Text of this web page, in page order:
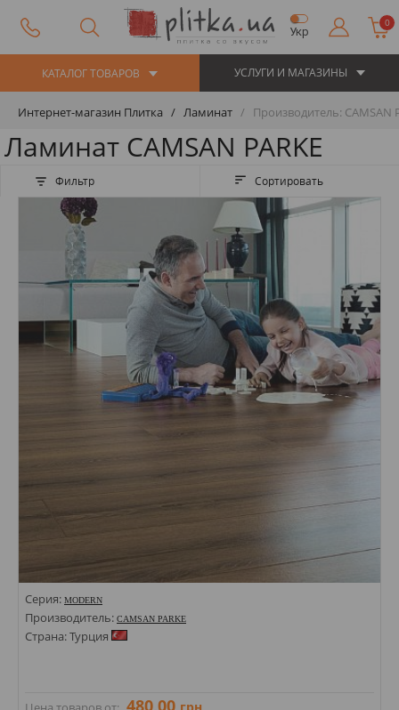
Укр
0
КАТАЛОГ ТОВАРОВ УСЛУГИ И МАГАЗИНЫ
Интернет-магазин Плитка Ламинат Производитель: CAMSAN
Ламинат CAMSAN PARKE
Фильтр Сортировать
Серия: MODERN
Производитель: CAMSAN PARKE
Страна: Турция